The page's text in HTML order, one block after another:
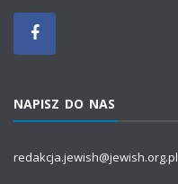
NAPISZ DO NAS
redakcja.jewish@jewish.org.pl